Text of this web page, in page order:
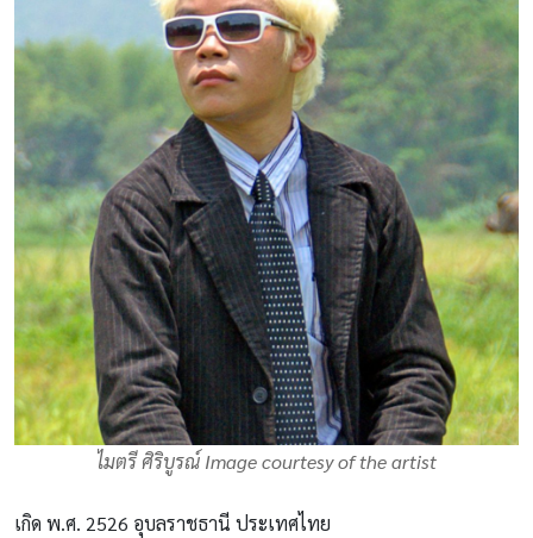
ไมตรี ศิริบูรณ์ Image courtesy of the artist
เกิด พ.ศ. 2526 อุบลราชธานี ประเทศไทย